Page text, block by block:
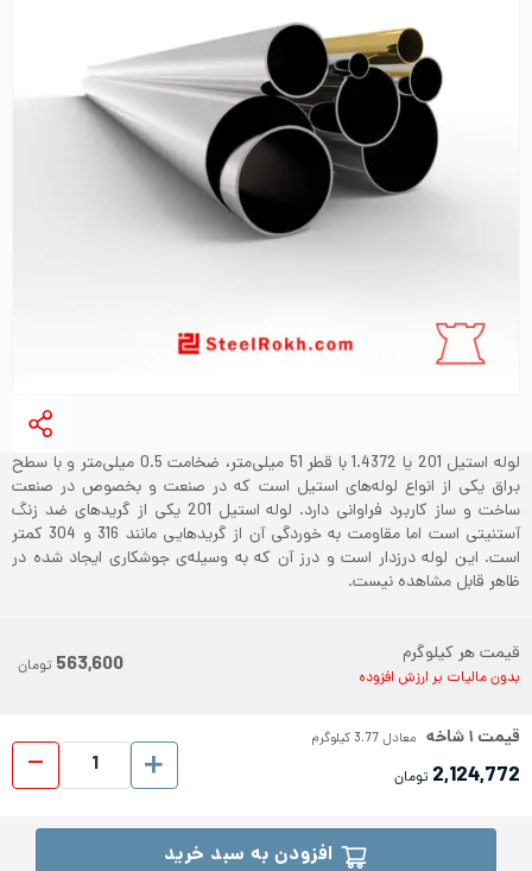
لوله استیل 201 یا 1.4372 با قطر 51 میلی‌متر، ضخامت 0.5 میلی‌متر و با سطح
براق یکی از انواع لوله‌های استیل است که در صنعت و بخصوص در صنعت
ساخت و ساز کاربرد فراوانی دارد. لوله استیل 201 یکی از گریدهای ضد زنگ
آستنیتی است اما مقاومت به خوردگی آن از گریدهایی مانند 316 و 304 کمتر
است. این لوله درزدار است و درز آن که به وسیله‌ی جوشکاری ایجاد شده در
ظاهر قابل مشاهده نیست.
قیمت هر کیلوگرم
بدون مالیات بر ارزش افزوده 563,600 تومان
قیمت ۱شاخه معادل3.77کیلوگرم
2,124,772 تومان
افزودن به سبد خرید